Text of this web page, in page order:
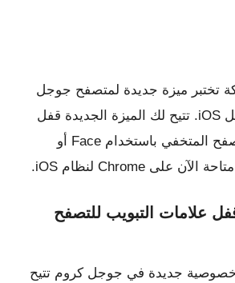
تختبر ميزة جديدة لمتصفح جوجل
كروملنظام التشغيل iOS. تتيح لك الميزة الجديدة قفل
علامات تبويب التصفح المتخفي باستخدام Face أو
علامات التبويب للتصفح
جديدة في جوجل كروم تتيح